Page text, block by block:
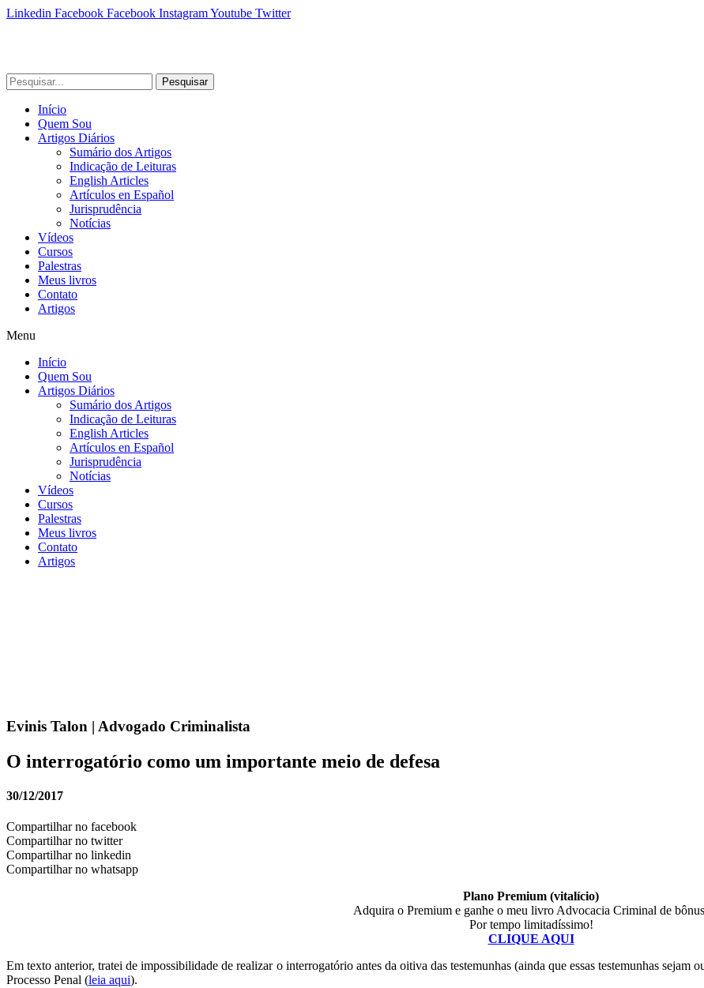
Linkedin Facebook Facebook InstagramYoutube Twitter
Pesquisar
Início
Quem Sou
Artigos Diários
Sumário dos Artigos
Indicação de Leituras
English Articles
Artículos en Español
Jurisprudência
Notícias
Vídeos
Cursos
Palestras
Meus livros
Contato
Artigos
Menu
Início
Quem Sou
Artigos Diários
Sumário dos Artigos
Indicação de Leituras
English Articles
Artículos en Español
Jurisprudência
Notícias
Vídeos
Cursos
Palestras
Meus livros
Contato
Artigos
Evinis Talon | Advogado Criminalista
O interrogatório como um importante meio de defesa
30/12/2017
Compartilhar no facebook
Compartilhar no twitter
Compartilhar no linkedin
Compartilhar no whatsapp
Plano Premium (vitalício)
Adquira o Premium e ganhe o meu livro Advocacia Criminal de
Por tempo limitadíssimo!
CLIQUE AQUI
Em texto anterior, tratei de impossibilidade de realizar o interrogatório antes da oitiva das testemunhas (ainda que essas testemunhas
Processo Penal (leia aqui).